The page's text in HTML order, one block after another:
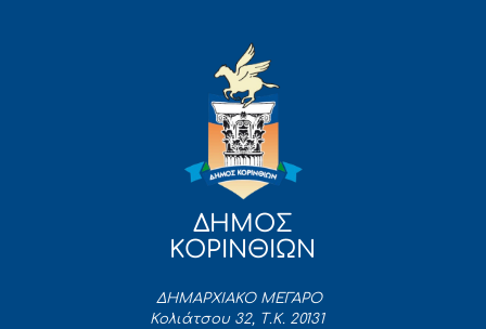
ΔΗΜΟΣ
ΚΟΡΙΝΘΙΩΝ
ΔΗΜΑΡΧΙΑΚΟ ΜΕΓΑΡΟ
Κολιάτσου 32, Τ.Κ. 20131